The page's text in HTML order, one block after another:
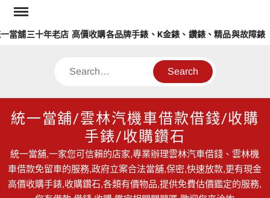
Skip
content
三十年老店 高價收購各品牌手錶、K金錶、鑽錶、精品與故障錶
Search
統一當舖/雲林汽機車借款借錢/收購
手錶/收購鑽石
統一當舖,一家您可信賴的店家,專業辦理雲林汽車借錢、雲林機
車借款免留車的服務,政府立案合法當舖,保密,快速放款,更有現金
高價收購手錶,收購鑽石,各類有價物品,提供免費估價鑑定的服務,